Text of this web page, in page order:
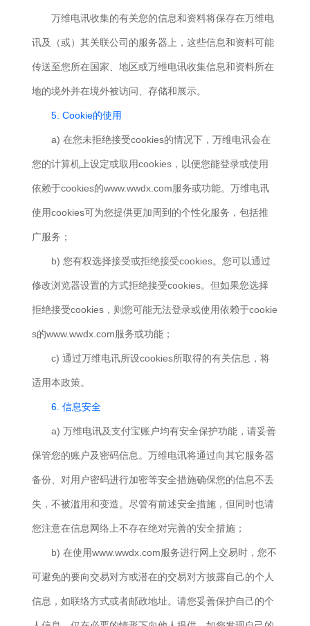
万维电讯收集的有关您的信息和资料将保存在万维电
讯及（或）其关联公司的服务器上，这些信息和资料可能
传送至您所在国家、地区或万维电讯收集信息和资料所在
地的境外并在境外被访问、存储和展示。
5. Cookie的使用
a) 在您未拒绝接受cookies的情况下，万维电讯会在
您的计算机上设定或取用cookies，以便您能登录或使用
依赖于cookies的www.wwdx.com服务或功能。万维电讯
使用cookies可为您提供更加周到的个性化服务，包括推
广服务；
b) 您有权选择接受或拒绝接受cookies。您可以通过
修改浏览器设置的方式拒绝接受cookies。但如果您选择
拒绝接受cookies，则您可能无法登录或使用依赖于cookie
s的www.wwdx.com服务或功能；
c) 通过万维电讯所设cookies所取得的有关信息，将
适用本政策。
6. 信息安全
a) 万维电讯及支付宝账户均有安全保护功能，请妥善
保管您的账户及密码信息。万维电讯将通过向其它服务器
备份、对用户密码进行加密等安全措施确保您的信息不丢
失，不被滥用和变造。尽管有前述安全措施，但同时也请
您注意在信息网络上不存在绝对完善的安全措施；
b) 在使用www.wwdx.com服务进行网上交易时，您不
可避免的要向交易对方或潜在的交易对方披露自己的个人
信息，如联络方式或者邮政地址。请您妥善保护自己的个